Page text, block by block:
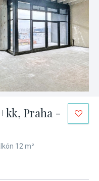
Praha -
12 m²